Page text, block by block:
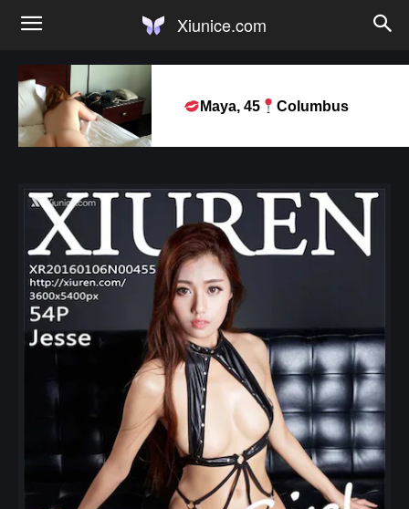
Xiunice.com
Maya, 45 Columbus